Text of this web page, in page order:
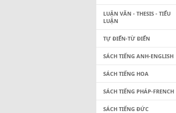
LUẬN VĂN - THESIS - TIỂU
LUẬN
TỰ ĐIỂN-TỪ ĐIỂN
SÁCH TIẾNG ANH-ENGLISH
SÁCH TIẾNG HOA
SÁCH TIẾNG PHÁP-FRENCH
SÁCH TIẾNG ĐỨC